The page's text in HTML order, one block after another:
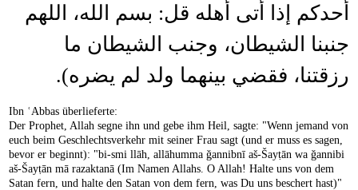
أحدكم إذا أتى أهله قل: بسم الله، اللهم
جنبنا الشيطان، وجنب الشيطان ما
رزقتنا، فقضي بينهما ولد لم يضره).
Ibn ʿAbbas überlieferte:
Der Prophet, Allah segne ihn und gebe ihm Heil, sagte: "Wenn jemand von
euch beim Geschlechtsverkehr mit seiner Frau sagt (und er muss es sagen,
bevor er beginnt): "bi-smi llāh, allāhumma ǧannibnī aš-Šayṭān wa ǧannibi
aš-Šayṭān mā razaktanā (Im Namen Allahs. O Allah! Halte uns von dem
Satan fern, und halte den Satan von dem fern, was Du uns beschert hast)"